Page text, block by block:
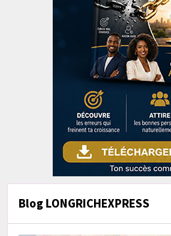
Blog LONGRICHEXPRESS